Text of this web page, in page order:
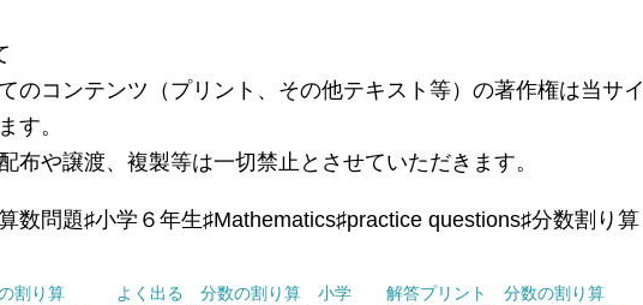
のコンテンツ（プリント、その他テキスト等）の著作権は当サイ
す。
布や譲渡、複製等は一切禁止とさせていただきます。
数問題♯小学６年生♯Mathematics♯practice questions♯分数割り算
割り算
よく出る 分数の割り算 小学
解答プリント 分数の割り算